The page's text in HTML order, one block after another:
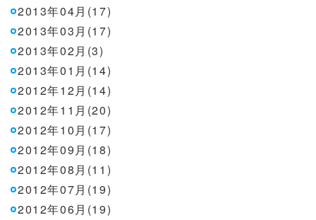
2013年04月(17)
2013年03月(17)
2013年02月(3)
2013年01月(14)
2012年12月(14)
2012年11月(20)
2012年10月(17)
2012年09月(18)
2012年08月(11)
2012年07月(19)
2012年06月(19)